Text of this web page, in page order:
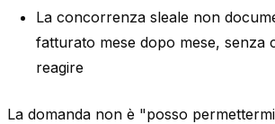
La concorrenza sleale non
fatturato mese dopo mese, senza
reagire
La domanda non è "posso